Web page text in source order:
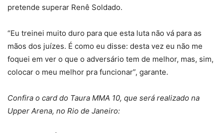
pretende superar Renê Soldado.
“Eu treinei muito duro para que esta luta não vá para as
mãos dos juízes. É como eu disse: desta vez eu não me
foquei em ver o que o adversário tem de melhor, mas, sim,
colocar o meu melhor pra funcionar”, garante.
Confira o card do Taura MMA 10, que será realizado na
Upper Arena, no Rio de Janeiro: